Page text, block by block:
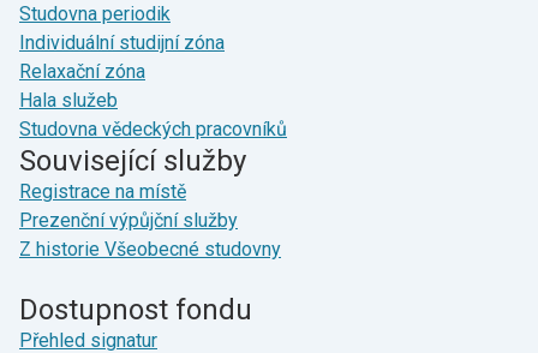
Studovna periodik
Individuální studijní zóna
Relaxační zóna
Hala služeb
Studovna vědeckých pracovníků
Související služby
Registrace na místě
Prezenční výpůjční služby
Z historie Všeobecné studovny
Dostupnost fondu
Přehled signatur